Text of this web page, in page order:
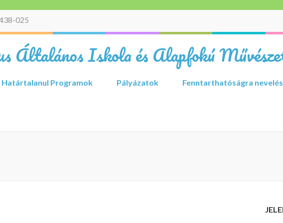
025
Általános Iskola és Alapfokú
Határtalanul Programok Pályázatok Fenntarthatóságra nevelés